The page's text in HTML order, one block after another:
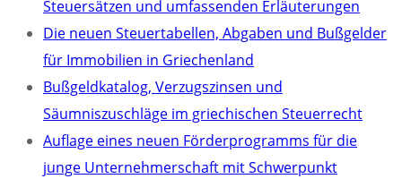
Steuersätzen und umfassenden Erläuterungen
Die neuen Steuertabellen, Abgaben und Bußgelder
für Immobilien in Griechenland
Bußgeldkatalog, Verzugszinsen und
Säumniszuschläge im griechischen Steuerrecht
Auflage eines neuen Förderprogramms für die
junge Unternehmerschaft mit Schwerpunkt